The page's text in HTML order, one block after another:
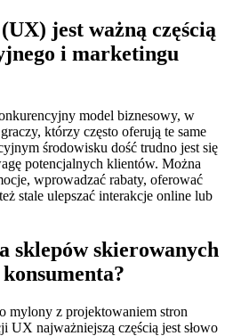
jest ważną częścią
i marketingu
model biznesowy, w
którzy często oferują te same
środowisku dość trudno jest się
potencjalnych klientów. Można
wprowadzać rabaty, oferować
stale ulepszać interakcje online lub
sklepów skierowanych
mylony z projektowaniem stron
UX najważniejszą częścią jest słowo